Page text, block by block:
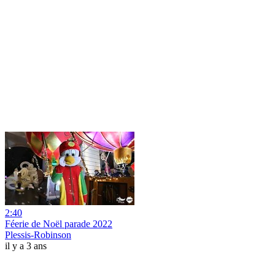
2:40
Féerie de Noël parade 2022
Plessis-Robinson
il y a 3 ans